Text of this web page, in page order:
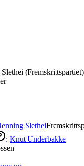
(Fremskrittspartiet)
Slethei
: Knut Underbakke